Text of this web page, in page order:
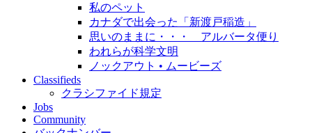
私のペット
カナダで出会った「新渡戸稲造」
思いのままに・・・ アルバータ便り
われらが科学文明
ノックアウト • ムービーズ
Classifieds
クラシファイド規定
Jobs
Community